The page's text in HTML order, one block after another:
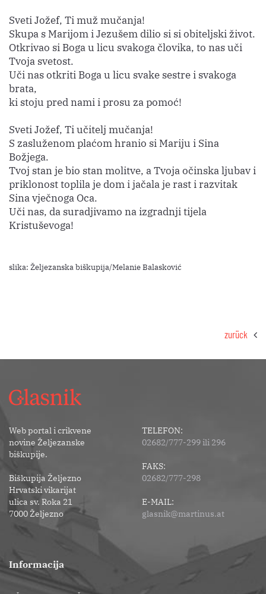
Sveti Jožef, Ti muž mučanja!
Skupa s Marijom i Jezušem dilio si si obiteljski život.
Otkrivao si Boga u licu svakoga človika, to nas uči
Tvoja svetost.
Uči nas otkriti Boga u licu svake sestre i svakoga
brata,
ki stoju pred nami i prosu za pomoć!
Sveti Jožef, Ti učitelj mučanja!
S zasluženom plaćom hranio si Mariju i Sina
Božjega.
Tvoj stan je bio stan molitve, a Tvoja očinska ljubav i
priklonost toplila je dom i jačala je rast i razvitak
Sina vječnoga Oca.
Uči nas, da suradjivamo na izgradnji tijela
Kristuševoga!
slika: Željezanska biškupija/Melanie Balasković
zurück
Web portal i crikvene
novine Željezanske
biškupije.
Biškupija Željezno
Hrvatski vikarijat
ulica sv. Roka 21
7000 Željezno
TELEFON:
02682/777-299 ili 296
FAKS:
02682/777-298
E-MAIL:
glasnik@martinus.at
Informacija